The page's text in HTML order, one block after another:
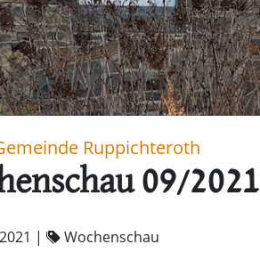
Ruppichteroth
09/2021
| Wochenschau